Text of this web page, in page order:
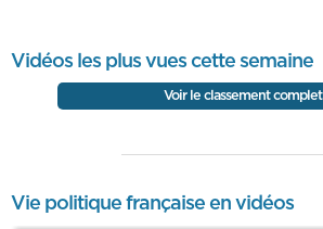
Vidéos les plus vues cette semaine
Voir le classement complet
Vie politique française en vidéos